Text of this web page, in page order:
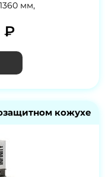
мм,
₽
кожухе